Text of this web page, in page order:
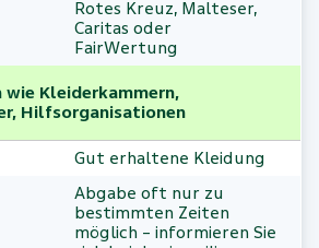
Rotes Kreuz, Malteser,
Caritas oder
FairWertung
Kleiderkammern,
Hilfsorganisationen
Gut erhaltene Kleidung
Abgabe oft nur zu
bestimmten Zeiten
möglich – informieren Sie